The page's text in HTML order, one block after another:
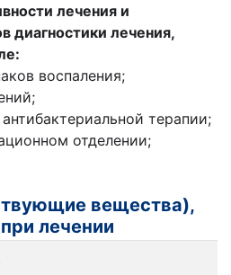
лечения и
диагностики лечения,
воспаления;
терапии;
отделении;
вещества),
лечении